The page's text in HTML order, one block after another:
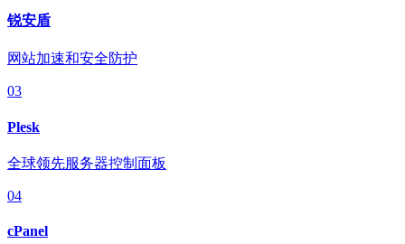
锐安盾
网站加速和安全防护
03
Plesk
全球领先服务器控制面板
04
cPanel